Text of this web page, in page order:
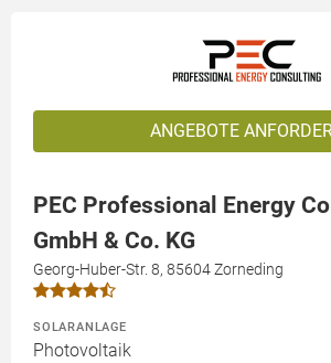
ANGEBOTE
PEC Professional Energy
GmbH & Co. KG
Georg-Huber-Str. 8, 85604 Zorneding
SOLARANLAGE
Photovoltaik